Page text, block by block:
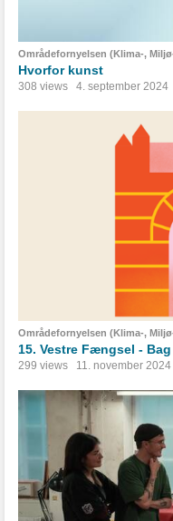
Områdefornyelsen (Klima-,
Hvorfor kunst
308 views 4. september 2024
Områdefornyelsen (Klima-,
15. Vestre Fængsel -
299 views 11. november 2024